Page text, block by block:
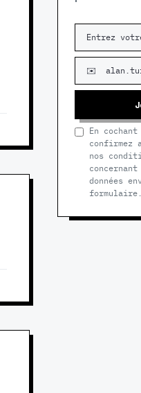
En
confirmez
nos
données
formulaire.